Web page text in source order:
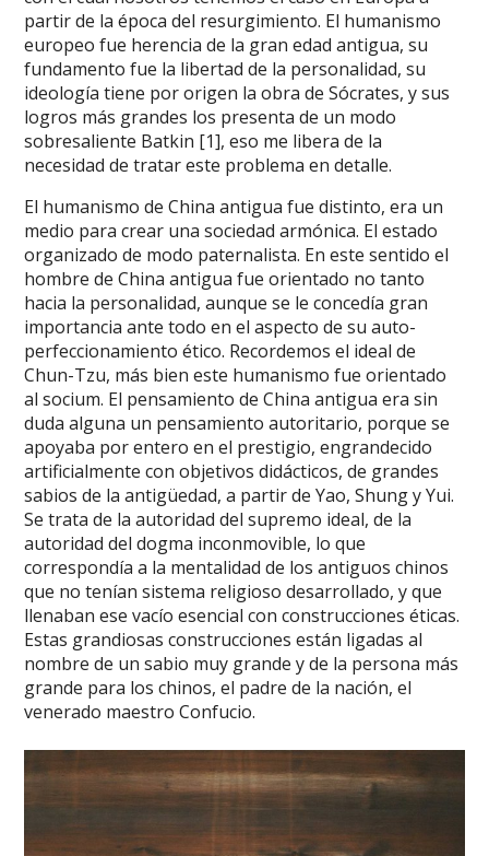
partir de la época del resurgimiento. El humanismo
europeo fue herencia de la gran edad antigua, su
fundamento fue la libertad de la personalidad, su
ideología tiene por origen la obra de Sócrates, y sus
logros más grandes los presenta de un modo
sobresaliente Batkin [1], eso me libera de la
necesidad de tratar este problema en detalle.
El humanismo de China antigua fue distinto, era un
medio para crear una sociedad armónica. El estado
organizado de modo paternalista. En este sentido el
hombre de China antigua fue orientado no tanto
hacia la personalidad, aunque se le concedía gran
importancia ante todo en el aspecto de su auto-
perfeccionamiento ético. Recordemos el ideal de
Chun-Tzu, más bien este humanismo fue orientado
al socium. El pensamiento de China antigua era sin
duda alguna un pensamiento autoritario, porque se
apoyaba por entero en el prestigio, engrandecido
artificialmente con objetivos didácticos, de grandes
sabios de la antigüedad, a partir de Yao, Shung y Yui.
Se trata de la autoridad del supremo ideal, de la
autoridad del dogma inconmovible, lo que
correspondía a la mentalidad de los antiguos chinos
que no tenían sistema religioso desarrollado, y que
llenaban ese vacío esencial con construcciones éticas.
Estas grandiosas construcciones están ligadas al
nombre de un sabio muy grande y de la persona más
grande para los chinos, el padre de la nación, el
venerado maestro Confucio.